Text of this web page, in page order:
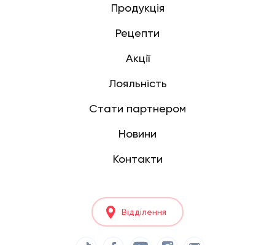
Продукція
Рецепти
Акції
Лояльність
Стати партнером
Новини
Контакти
Відділення